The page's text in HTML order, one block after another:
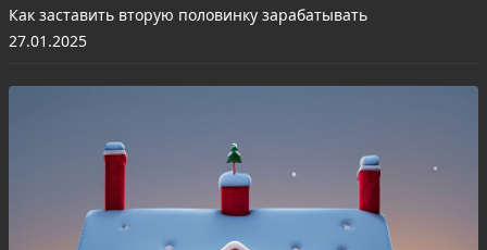
Как заставить вторую половинку зарабатывать
27.01.2025